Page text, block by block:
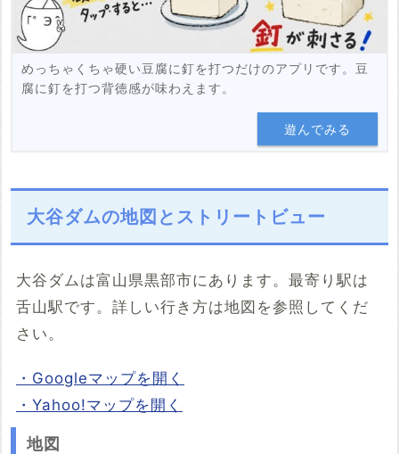
めっちゃくちゃ硬い豆腐に釘を打つだけのアプリです。豆
腐に釘を打つ背徳感が味わえます。
遊んでみる
大谷ダムの地図とストリートビュー
大谷ダムは富山県黒部市にあります。最寄り駅は
舌山駅です。詳しい行き方は地図を参照してくだ
さい。
・Googleマップを開く
・Yahoo!マップを開く
地図